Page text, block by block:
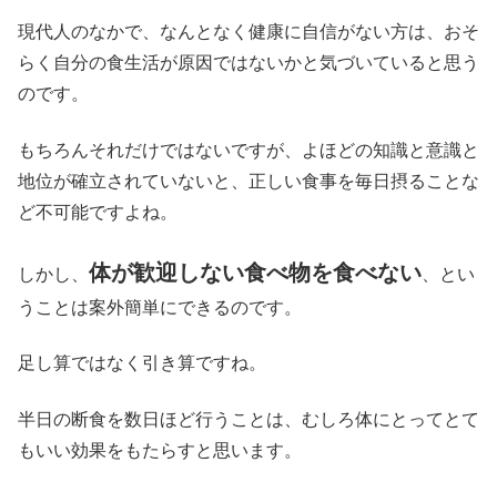
現代人のなかで、なんとなく健康に自信がない方は、おそ
らく自分の食生活が原因ではないかと気づいていると思う
のです。
もちろんそれだけではないですが、よほどの知識と意識と
地位が確立されていないと、正しい食事を毎日摂ることな
ど不可能ですよね。
しかし、 体が歓迎しない食べ物を食べない 、とい
うことは案外簡単にできるのです。
足し算ではなく引き算ですね。
半日の断食を数日ほど行うことは、むしろ体にとってとて
もいい効果をもたらすと思います。